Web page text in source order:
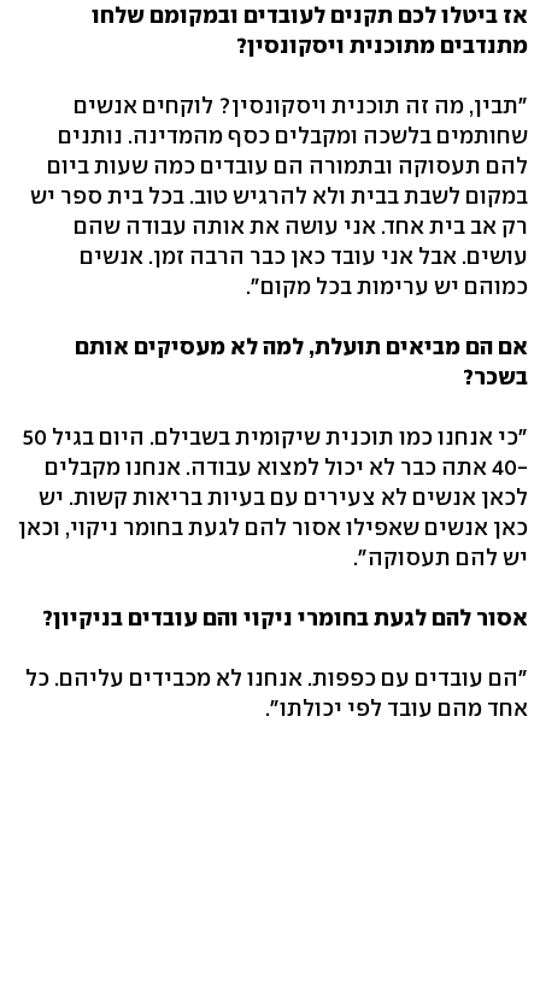
אז ביטלו לכם תקנים לעובדים ובמקומם שלחו
מתנדבים מתוכנית ויסקונסין?
"תבין, מה זה תוכנית ויסקונסין? לוקחים אנשים
שחותמים בלשכה ומקבלים כסף מהמדינה. נותנים
להם תעסוקה ובתמורה הם עובדים כמה שעות ביום
במקום לשבת בבית ולא להרגיש טוב. בכל בית ספר יש
רק אב בית אחד. אני עושה את אותה עבודה שהם
עושים. אבל אני עובד כאן כבר הרבה זמן. אנשים
כמוהם יש ערימות בכל מקום".
אם הם מביאים תועלת, למה לא מעסיקים אותם
בשכר?
"כי אנחנו כמו תוכנית שיקומית בשבילם. היום בגיל 50
-40 אתה כבר לא יכול למצוא עבודה. אנחנו מקבלים
לכאן אנשים לא צעירים עם בעיות בריאות קשות. יש
כאן אנשים שאפילו אסור להם לגעת בחומר ניקוי, וכאן
יש להם תעסוקה".
אסור להם לגעת בחומרי ניקוי והם עובדים בניקיון?
"הם עובדים עם כפפות. אנחנו לא מכבידים עליהם. כל
אחד מהם עובד לפי יכולתו".